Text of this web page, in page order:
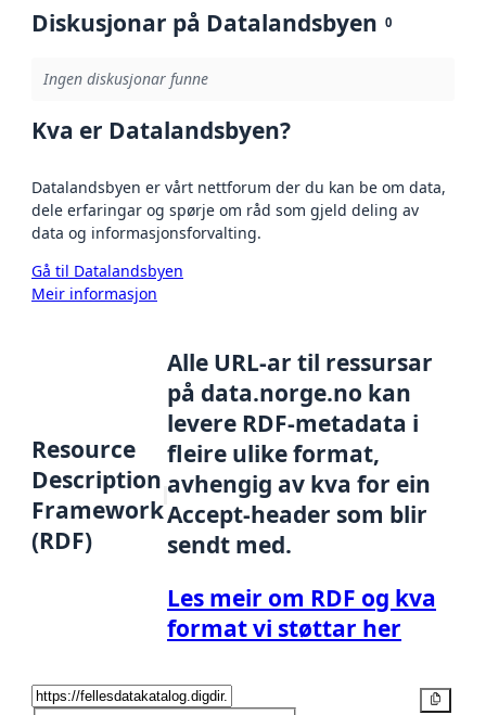
Diskusjonar på Datalandsbyen 0
Ingen diskusjonar funne
Kva er Datalandsbyen?
Datalandsbyen er vårt nettforum der du kan be om data,
dele erfaringar og spørje om råd som gjeld deling av
data og informasjonsforvalting.
Gå til Datalandsbyen
Meir informasjon
Resource
Description
Framework
(RDF)
Alle URL-ar til ressursar
på data.norge.no kan
levere RDF-metadata i
fleire ulike format,
avhengig av kva for ein
Accept-header som blir
sendt med.
Les meir om RDF og kva
format vi støttar her